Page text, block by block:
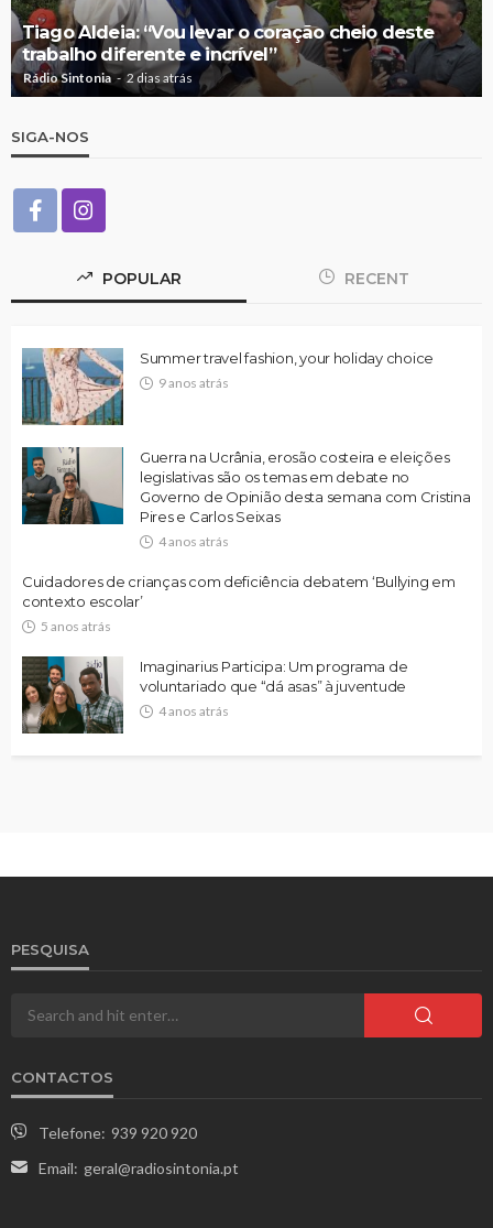
Tiago Aldeia: “Vou levar o coração cheio deste
trabalho diferente e incrível”
Rádio Sintonia 2 dias atrás
SIGA-NOS
POPULAR RECENT
Summer travel fashion, your holiday choice
9 anos atrás
Guerra na Ucrânia, erosão costeira e eleições
legislativas são os temas em debate no
Governo de Opinião desta semana com Cristina
Pires e Carlos Seixas
4 anos atrás
Cuidadores de crianças com deficiência debatem ‘Bullying em
contexto escolar’
5 anos atrás
Imaginarius Participa: Um programa de
voluntariado que “dá asas” à juventude
4 anos atrás
PESQUISA
CONTACTOS
Telefone: 939 920 920
Email: geral@radiosintonia.pt